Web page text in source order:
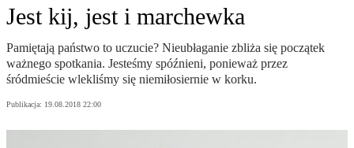
Jest kij, jest i marchewka
Pamiętają państwo to uczucie? Nieubłaganie zbliża się początek
ważnego spotkania. Jesteśmy spóźnieni, ponieważ przez
śródmieście wlekliśmy się niemiłosiernie w korku.
Publikacja: 19.08.2018 22:00